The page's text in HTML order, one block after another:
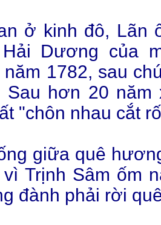
ở kinh đô, Lãn
Dương của
1782, sau
Sau hơn 20
"chôn nhau cắt
giữa quê
Trịnh Sâm ốm
đành phải rời